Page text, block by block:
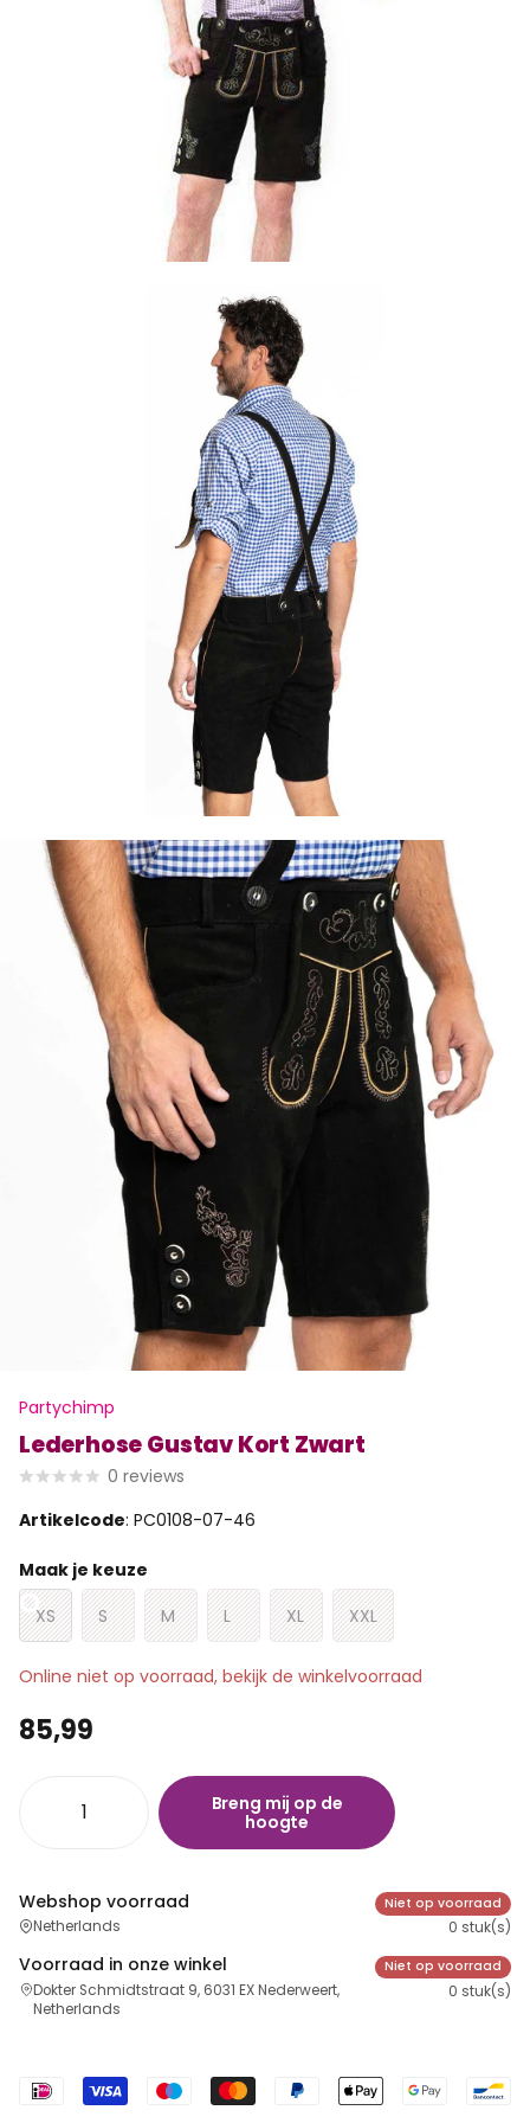
Partychimp
Lederhose Gustav Kort Zwart
0 reviews
Artikelcode: PC0108-07-46
Maak je keuze
XS
S M L XL XXL
Online niet op voorraad, bekijk de winkelvoorraad
85,99
Breng mij op de
hoogte
Webshop voorraad
Netherlands
Niet op voorraad
0 stuk(s)
Voorraad in onze winkel
Dokter Schmidtstraat 9, 6031 EX Nederweert,
Netherlands
Niet op voorraad
0 stuk(s)